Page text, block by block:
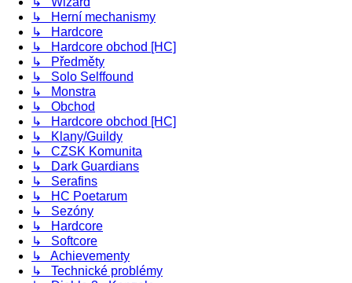
↳ Herní mechanismy
↳ Hardcore
↳ Hardcore obchod [HC]
↳ Předměty
↳ Solo Selffound
↳ Monstra
↳ Obchod
↳ Hardcore obchod [HC]
↳ Klany/Guildy
↳ CZSK Komunita
↳ Dark Guardians
↳ Serafins
↳ HC Poetarum
↳ Sezóny
↳ Hardcore
↳ Softcore
↳ Achievementy
↳ Technické problémy